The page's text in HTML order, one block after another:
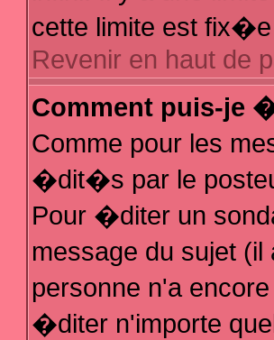
cette limite est
Revenir en haut de
Comment puis-je
Comme pour les
�dit�s par le
Pour �diter un
message du sujet
personne n'a
�diter n'importe